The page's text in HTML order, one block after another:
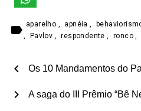
label aparelho , apnéia,
,
Pavlov , respondente, ronco,
chevron_left Os 10 Mandamentos do
A saga do III Prêmio “Bê
chevron_right